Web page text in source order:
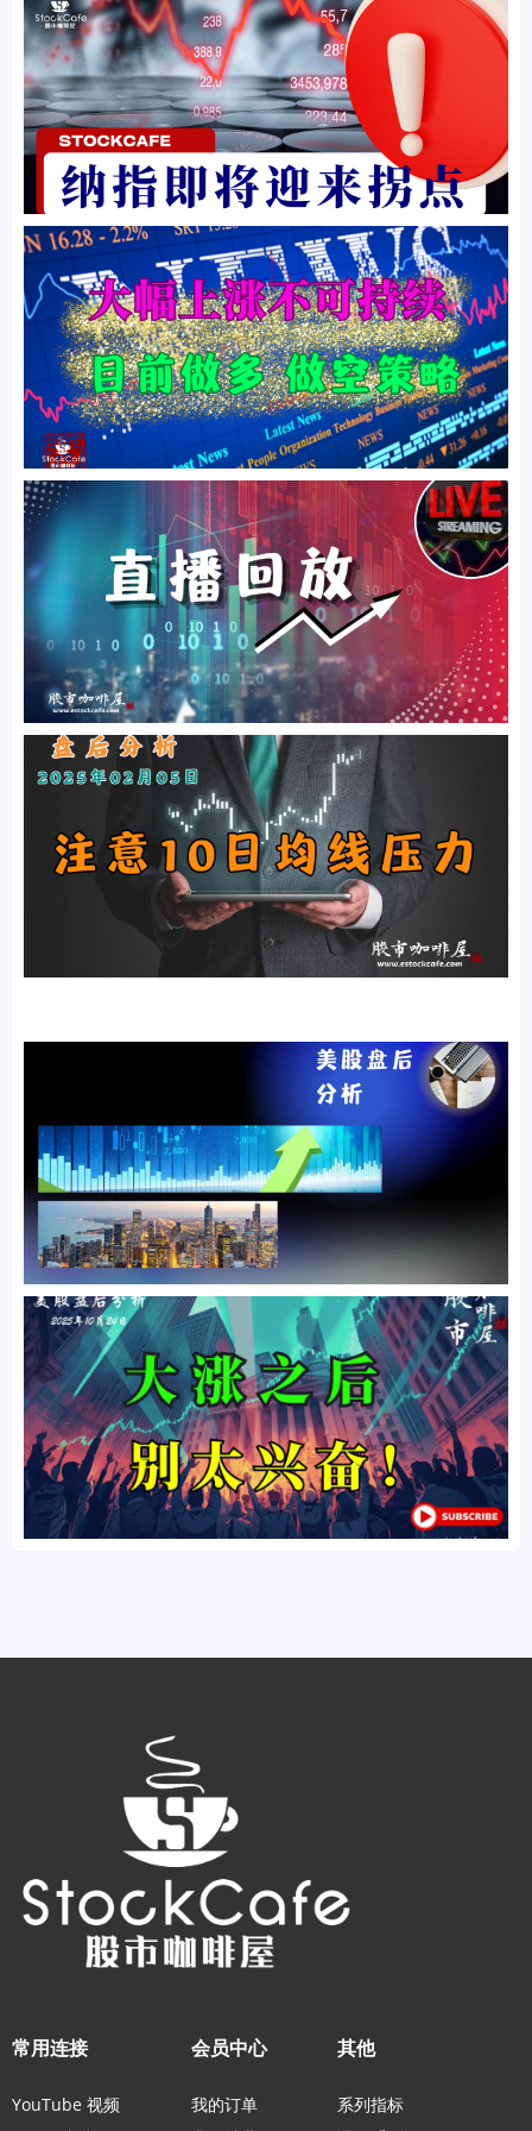
常用连接
YouTube 视频
会员中心
我的订单
其他
系列指标